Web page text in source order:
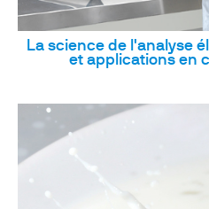
La science de l'analyse
et applications en